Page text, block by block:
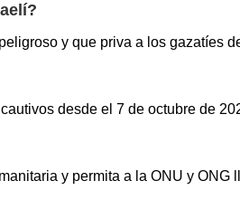
y que priva a los gazatíes
desde el 7 de octubre de
y permita a la ONU y ONG